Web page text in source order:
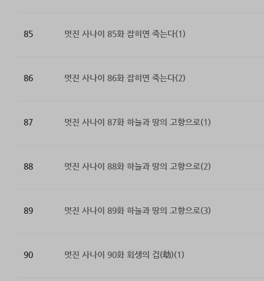
85 멋진 사나이 85화 잡히면 죽는다(1)
86 멋진 사나이 86화 잡히면 죽는다(2)
87 멋진 사나이 87화 하늘과 땅의 고향으로(1)
88 멋진 사나이 88화 하늘과 땅의 고향으로(2)
89 멋진 사나이 89화 하늘과 땅의 고향으로(3)
90 멋진 사나이 90화 회생의 겁(劫)(1)